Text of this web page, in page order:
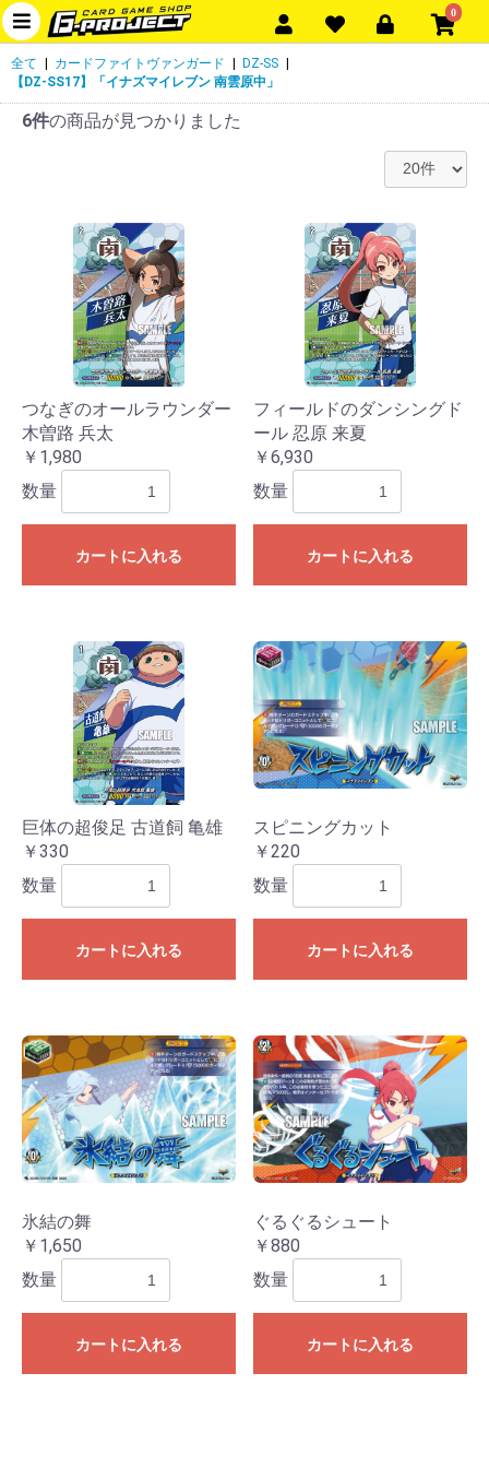
0
全て カードファイトヴァンガード DZ-SS
【DZ-SS17】「イナズマイレブン 南雲原中」
6件の商品が見つかりました
つなぎのオールラウンダー
木曽路 兵太
￥1,980
数量
カートに入れる
フィールドのダンシングド
ール 忍原 来夏
￥6,930
数量
カートに入れる
巨体の超俊足 古道飼 亀雄
￥330
数量
カートに入れる
スピニングカット
￥220
数量
カートに入れる
氷結の舞
￥1,650
数量
カートに入れる
ぐるぐるシュート
￥880
数量
カートに入れる
お買い物を続ける カートへ進む